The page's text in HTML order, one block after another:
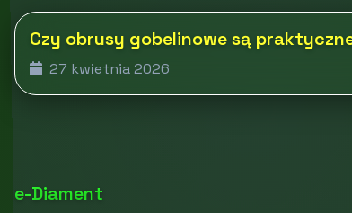
Czy obrusy gobelinowe są
27 kwietnia 2026
e-Diament